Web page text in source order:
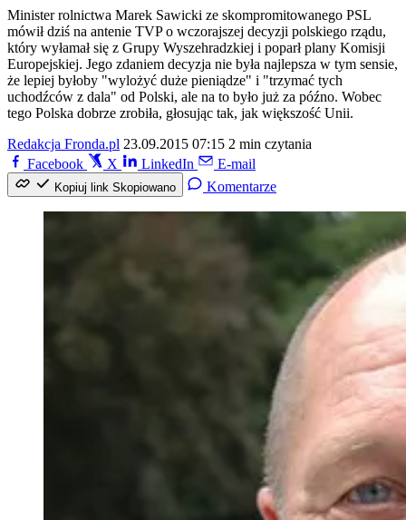
Minister rolnictwa Marek Sawicki ze skompromitowanego PSL
mówił dziś na antenie TVP o wczorajszej decyzji polskiego rządu,
który wyłamał się z Grupy Wyszehradzkiej i poparł plany Komisji
Europejskiej. Jego zdaniem decyzja nie była najlepsza w tym sensie,
że lepiej byłoby "wylożyć duże pieniądze" i "trzymać tych
uchodźców z dala" od Polski, ale na to było już za późno. Wobec
tego Polska dobrze zrobiła, głosując tak, jak większość Unii.
Redakcja Fronda.pl 23.09.2015 07:15 2 min czytania
Facebook
X LinkedIn E-mail
Kopiuj link Skopiowano Komentarze